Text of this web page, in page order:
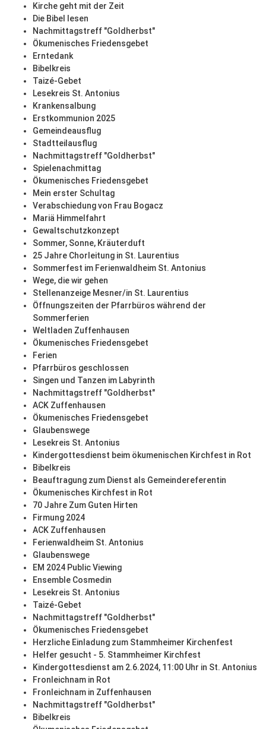
Kirche geht mit der Zeit
Die Bibel lesen
Nachmittagstreff "Goldherbst"
Ökumenisches Friedensgebet
Erntedank
Bibelkreis
Taizé-Gebet
Lesekreis St. Antonius
Krankensalbung
Erstkommunion 2025
Gemeindeausflug
Stadtteilausflug
Nachmittagstreff "Goldherbst"
Spielenachmittag
Ökumenisches Friedensgebet
Mein erster Schultag
Verabschiedung von Frau Bogacz
Mariä Himmelfahrt
Gewaltschutzkonzept
Sommer, Sonne, Kräuterduft
25 Jahre Chorleitung in St. Laurentius
Sommerfest im Ferienwaldheim St. Antonius
Wege, die wir gehen
Stellenanzeige Mesner/in St. Laurentius
Öffnungszeiten der Pfarrbüros während der
Sommerferien
Weltladen Zuffenhausen
Ökumenisches Friedensgebet
Ferien
Pfarrbüros geschlossen
Singen und Tanzen im Labyrinth
Nachmittagstreff "Goldherbst"
ACK Zuffenhausen
Ökumenisches Friedensgebet
Glaubenswege
Lesekreis St. Antonius
Kindergottesdienst beim ökumenischen Kirchfest in Rot
Bibelkreis
Beauftragung zum Dienst als Gemeindereferentin
Ökumenisches Kirchfest in Rot
70 Jahre Zum Guten Hirten
Firmung 2024
ACK Zuffenhausen
Ferienwaldheim St. Antonius
Glaubenswege
EM 2024 Public Viewing
Ensemble Cosmedin
Lesekreis St. Antonius
Taizé-Gebet
Nachmittagstreff "Goldherbst"
Ökumenisches Friedensgebet
Herzliche Einladung zum Stammheimer Kirchenfest
Helfer gesucht - 5. Stammheimer Kirchfest
Kindergottesdienst am 2.6.2024, 11:00 Uhr in St. Antonius
Fronleichnam in Rot
Fronleichnam in Zuffenhausen
Nachmittagstreff "Goldherbst"
Bibelkreis